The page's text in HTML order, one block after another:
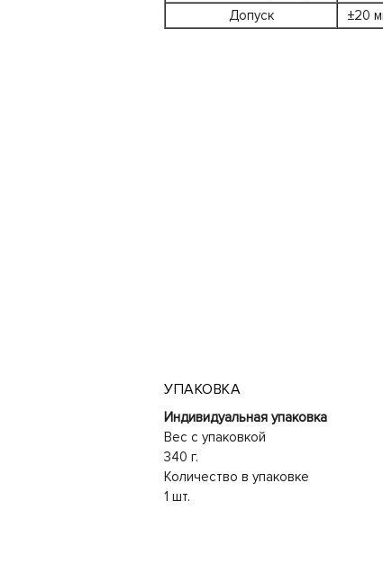
Допуск
±20
УПАКОВКА
Индивидуальная упаковка
Вес с упаковкой
340 г.
Количество в упаковке
1 шт.